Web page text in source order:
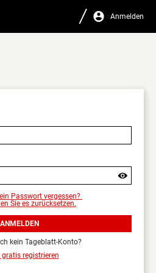
Sie
sicher,
Sie
sich
abmelden
wollen?
Nur
Anmelden
Passwort vergessen?
Sie es zurücksetzen.
ANMELDEN
kein Tageblatt-Konto?
gratis registrieren